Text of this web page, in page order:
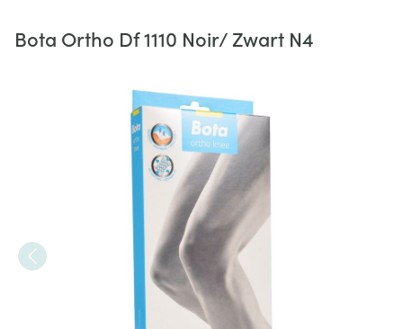
Bota Ortho Df 1110 Noir/ Zwart N4